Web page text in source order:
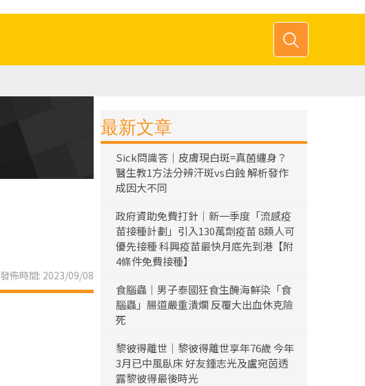
發佈時間: 2023/09/08
最新文章
Sick問識答｜皮膚現白斑=真菌纏身？
醫生教1方法分辨汗斑vs白蝕 解析發作
成因大不同
政府資助免費打針｜新一季度「流感疫
苗接種計劃」引入130萬劑疫苗 8類人可
優先接種 科興疫苗最快月底先到港【附
4條件免費接種】
食腦蟲｜男子泰國狂食生醃海鮮染「食
腦蟲」腸道嚴重潰爛 反覆大出血休克險
死
黎彼得離世｜黎彼得離世享年76歲 今年
3月已中風臥床 好友鍾志光及盧宛茵透
露黎彼得最後時光